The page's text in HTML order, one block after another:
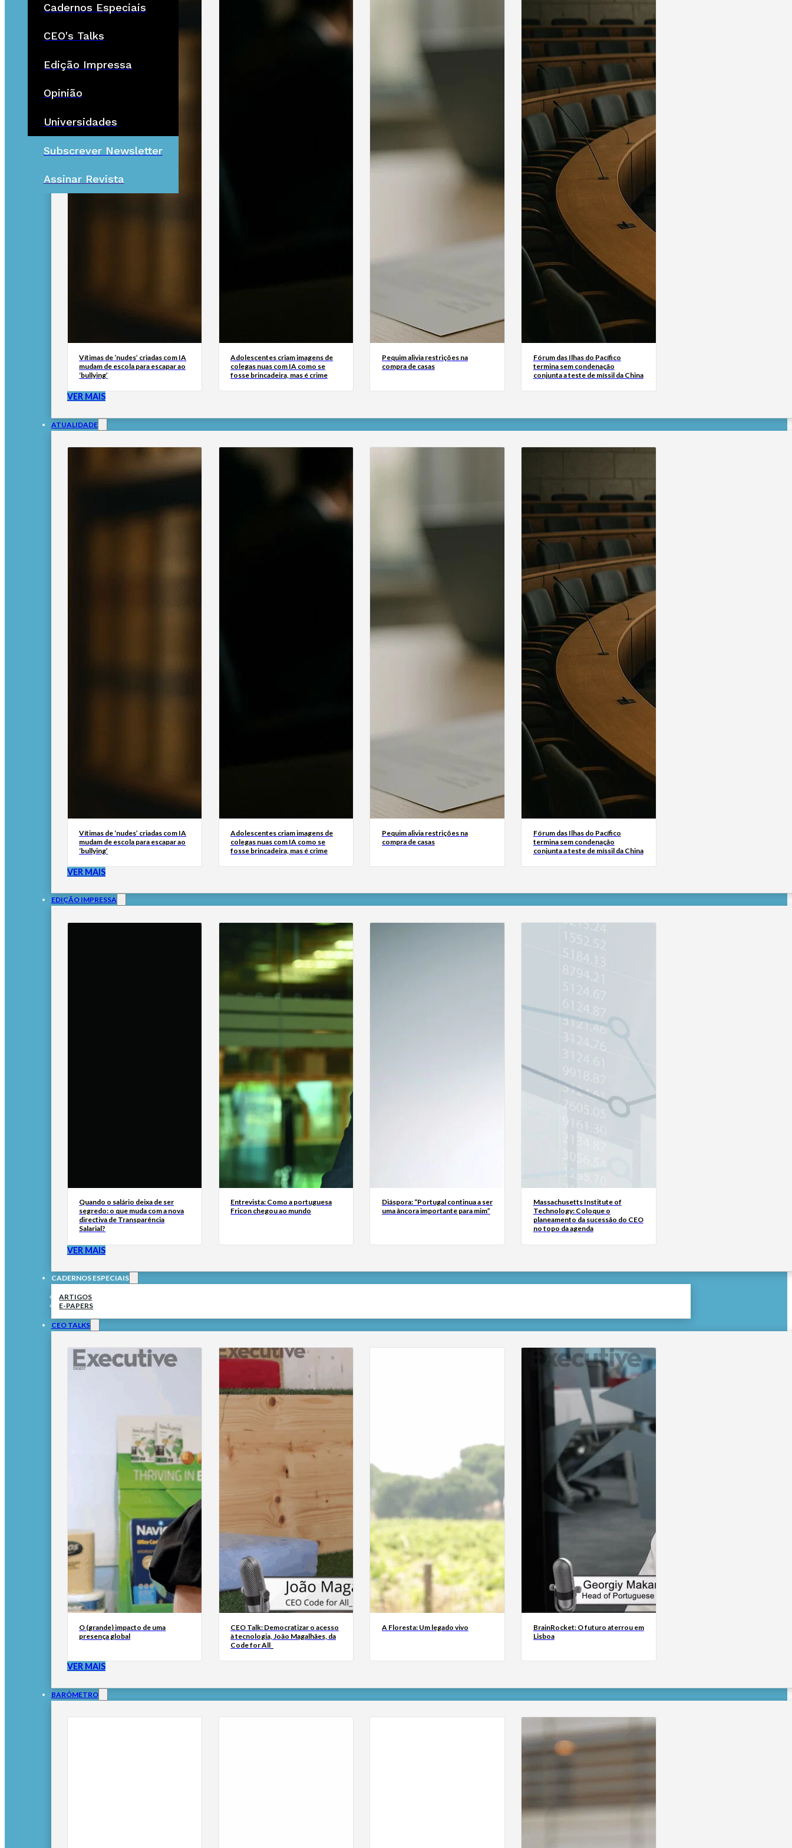
Cadernos Especiais
CEO's Talks
Edição Impressa
Opinião
Universidades
Subscrever Newsletter
Assinar Revista
Vítimas de ‘nudes’ criadas com IA
mudam de escola para escapar ao
‘bullying’
Adolescentes criam imagens de
colegas nuas com IA como se
fosse brincadeira, mas é crime
Pequim alivia restrições na
compra de casas
Fórum das Ilhas do Pacífico
termina sem condenação
conjunta a teste de míssil da China
VER MAIS
ATUALIDADE
Vítimas de ‘nudes’ criadas com IA
mudam de escola para escapar ao
‘bullying’
Adolescentes criam imagens de
colegas nuas com IA como se
fosse brincadeira, mas é crime
Pequim alivia restrições na
compra de casas
Fórum das Ilhas do Pacífico
termina sem condenação
conjunta a teste de míssil da China
VER MAIS
EDIÇÃO IMPRESSA
Quando o salário deixa de ser
segredo: o que muda com a nova
directiva de Transparência
Salarial?
Entrevista: Como a portuguesa
Fricon chegou ao mundo
Diáspora: “Portugal continua a ser
uma âncora importante para mim”
Massachusetts Institute of
Technology: Coloque o
planeamento da sucessão do CEO
no topo da agenda
VER MAIS
CADERNOS ESPECIAIS
ARTIGOS
E-PAPERS
CEO TALKS
O (grande) impacto de uma
presença global
CEO Talk: Democratizar o acesso
à tecnologia, João Magalhães, da
Code for All_
A Floresta: Um legado vivo
BrainRocket: O futuro aterrou em
Lisboa
VER MAIS
BARÓMETRO